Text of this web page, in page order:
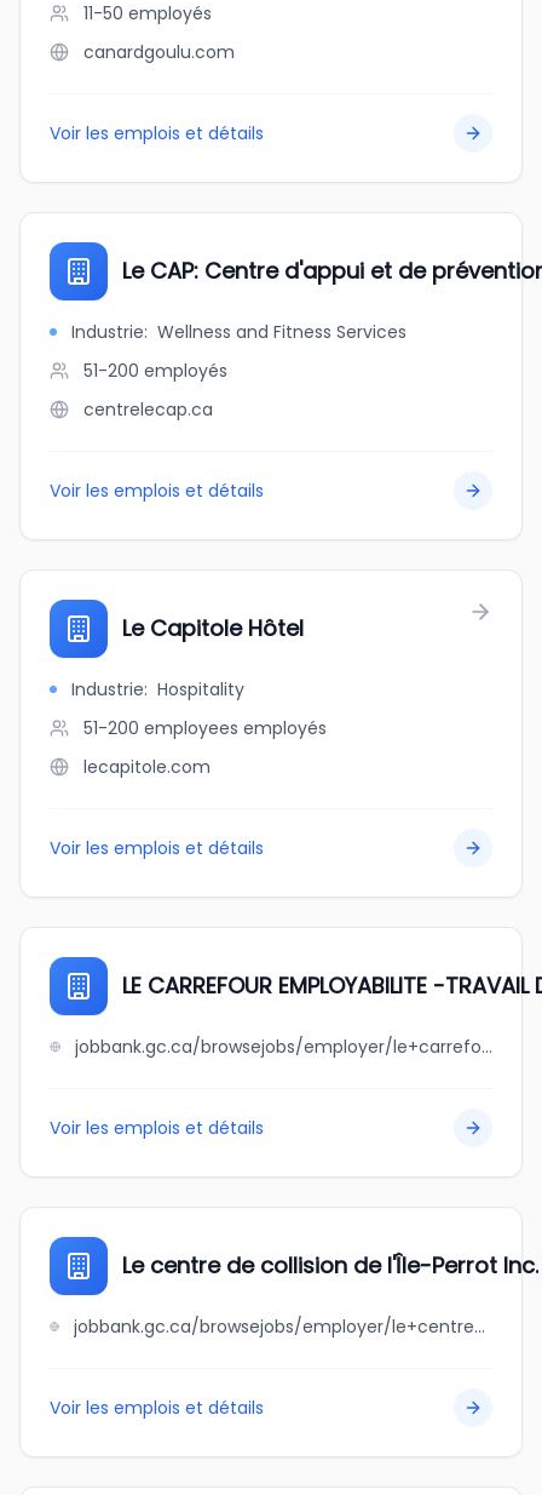
11-50 employés
canardgoulu.com
Voir les emplois et détails
Le CAP: Centre d'appui et de
Industrie: Wellness and Fitness Services
51-200 employés
centrelecap.ca
Voir les emplois et détails
Le Capitole Hôtel
Industrie: Hospitality
51-200 employees employés
lecapitole.com
Voir les emplois et détails
LE CARREFOUR EMPLOYABILITE -TRAVAIL
jobbank.gc.ca/browsejobs/employer/le+carrefour+employabilite++++-travail+de+rue/ca
Voir les emplois et détails
Le centre de collision de l'Île-Perrot Inc.
jobbank.gc.ca/browsejobs/employer/le+centre+de+collision+de+l%27%C3%AEle-perrot+inc./ca
Voir les emplois et détails